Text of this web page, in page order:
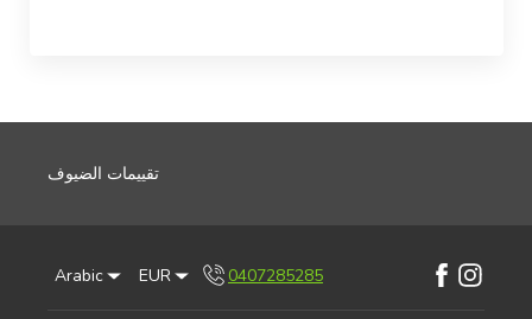
تقييمات الضيوف
Arabic EUR
0407285285